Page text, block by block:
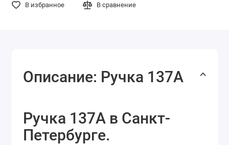
В избранное В сравнение
Описание: Ручка 137А
Ручка 137А в Санкт-
Петербурге.